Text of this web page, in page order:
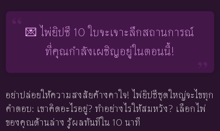
💌 ไพ่ยิปซี 10 ใบจะเจาะลึกสถานการณ์
ที่คุณกำลังเผชิญอยู่ในตอนนี้!
อย่าปล่อยให้ความสงสัยค้างคาใจ! ไพ่ยิปซีชุดใหญ่จะไขทุก
คำตอบ: เขาคิดอะไรอยู่? ทำอย่างไรให้สมหวัง? เลือกไพ่
ของคุณด้านล่าง รู้ผลทันทีใน 10 นาที